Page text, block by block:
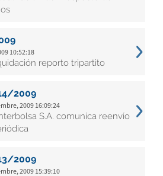
10:52:18
reporto tripartito
2009
2009 16:09:24
S.A. comunica reenvío
2009
2009 15:39:10